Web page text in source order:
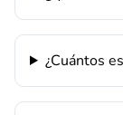
¿Cuántos